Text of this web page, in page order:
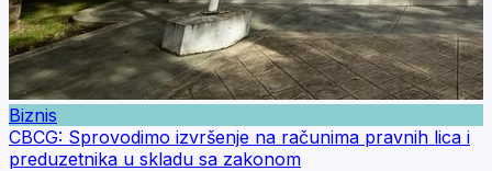
Biznis
CBCG: Sprovodimo izvršenje na računima pravnih lica i
preduzetnika u skladu sa zakonom